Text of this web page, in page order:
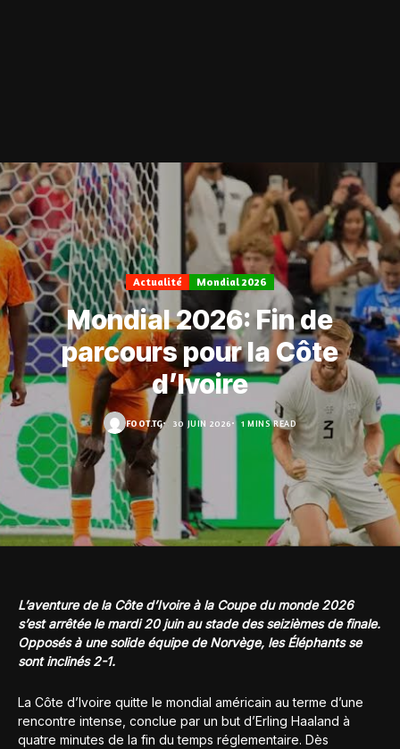
Actualité Mondial 2026
Mondial 2026: Fin de
parcours pour la Côte
d’Ivoire
FOOT.TG 30 JUIN 2026 1 MINS READ
L’aventure de la Côte d’Ivoire à la Coupe du monde 2026
s’est arrêtée le mardi 20 juin au stade des seizièmes de finale.
Opposés à une solide équipe de Norvège, les Éléphants se
sont inclinés 2-1.
La Côte d’Ivoire quitte le mondial américain au terme d’une
rencontre intense, conclue par un but d’Erling Haaland à
quatre minutes de la fin du temps réglementaire. Dès